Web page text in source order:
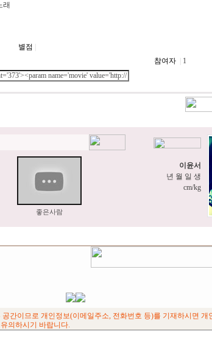
래
별점
참여자
1
좋은사람
이윤서
년 월 일 생
cm/kg
간이므로 개인정보(이메일주소, 전화번호 등)를 기재하시면 개
의하시기 바랍니다.